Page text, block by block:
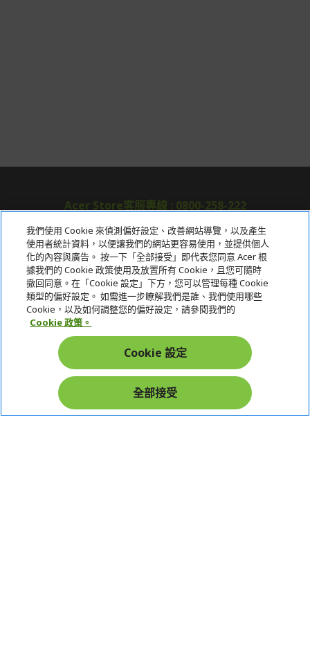
Acer Store客服專線 : 0800-258-222
關於宏碁
服務
宏碁網路商城
在社群上追蹤 Acer
我們使用 Cookie 來偵測偏好設定、改善網站導覽，以及產生
使用者統計資料，以便讓我們的網站更容易使用，並提供個人
化的內容與廣告。 按一下「全部接受」即代表您同意 Acer 根
據我們的 Cookie 政策使用及放置所有 Cookie，且您可隨時
撤回同意。在「Cookie 設定」下方，您可以管理每種 Cookie
類型的偏好設定。 如需進一步瞭解我們是誰、我們使用哪些
Cookie，以及如何調整您的偏好設定，請參閱我們的
Cookie 政策。
Cookie 設定
全部接受